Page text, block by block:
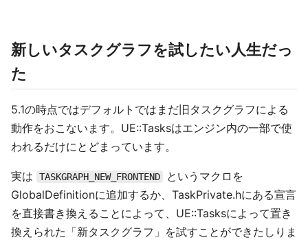
新しいタスクグラフを試したい人生だっ
た
5.1の時点ではデフォルトではまだ旧タスクグラフによる
動作をおこないます。UE::Tasksはエンジン内の一部で使
われるだけにとどまっています。
実は TASKGRAPH_NEW_FRONTEND
というマクロを
GlobalDefinitionに追加するか、TaskPrivate.hにある宣言
を直接書き換えることによって、UE::Tasksによって置き
換えられた「新タスクグラフ」を試すことができたしりま